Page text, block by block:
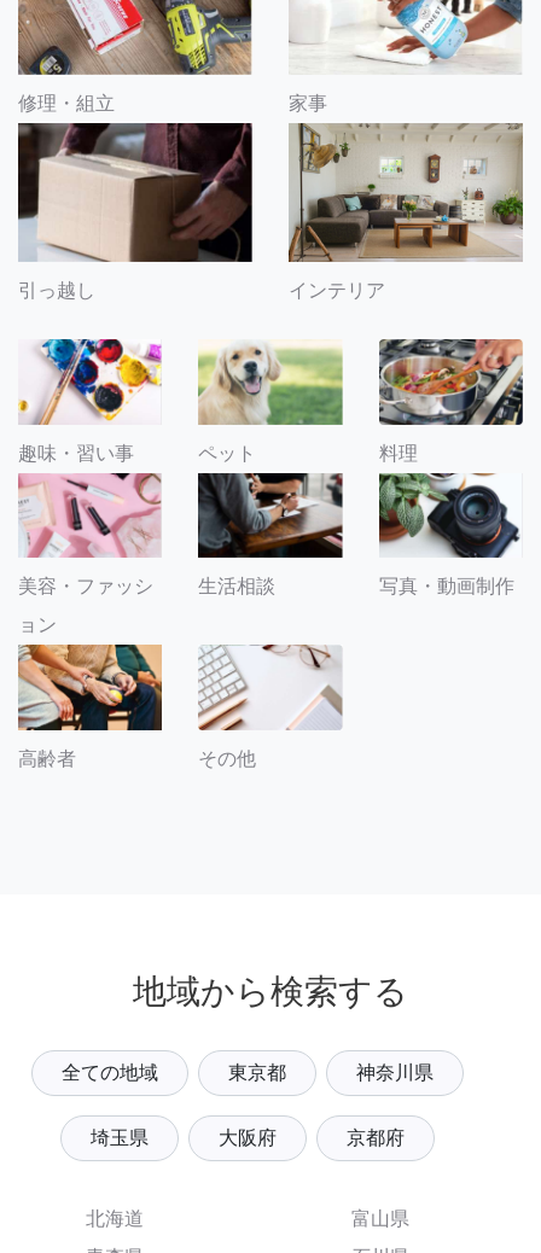
修理・組立 家事
引っ越し インテリア
趣味・習い事 ペット 料理
美容・ファッシ
ョン
生活相談 写真・動画制作
高齢者 その他
地域から検索する
全ての地域 東京都 神奈川県
埼玉県 大阪府 京都府
北海道
富山県